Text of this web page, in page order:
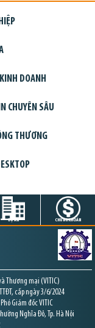
DOANH
CHUYÊN SÂU
THƯƠNG
DỰ ÁN CHỨNG KHOÁN
Thương mại (VITIC)
cấp ngày 3/6/2024
Giám đốc VITIC
Nghĩa Đô, Tp. Hà Nội